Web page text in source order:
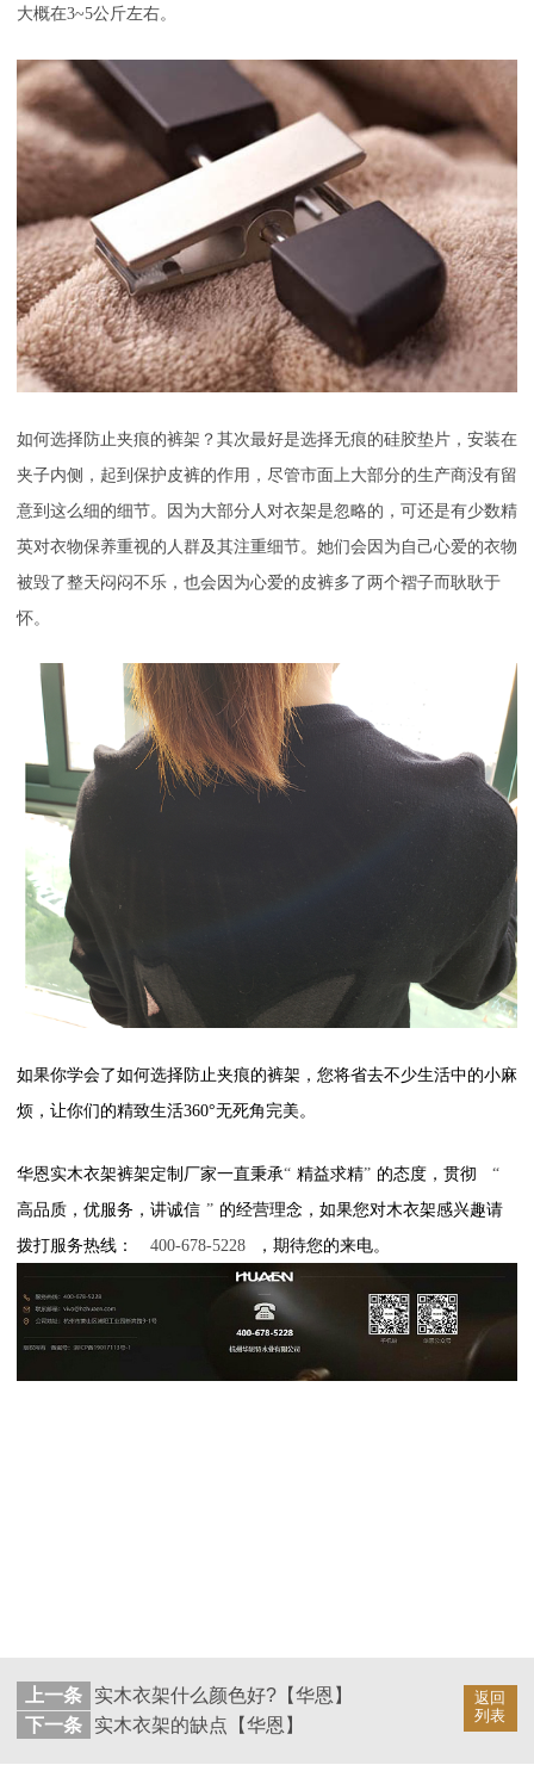
大概在3~5公斤左右。
如何选择防止夹痕的裤架 ？其次最好是选择无痕的硅胶垫片，安装在
夹子内侧，起到保护皮裤的作用，尽管市面上大部分的生产商没有留
意到这么细的细节。因为大部分人对衣架是忽略的，可还是有少数精
英对衣物保养重视的人群及其注重细节。她们会因为自己心爱的衣物
被毁了整天闷闷不乐，也会因为心爱的皮裤多了两个褶子而耿耿于
怀。
如果你学会了如何选择防止夹痕的裤架，您将省去不少生活中的小麻
烦，让你们的精致生活360°无死角完美。
华恩实木衣架裤架定制厂家一直秉承“ 精益求精” 的态度，贯彻
“
高品质，优服务，讲诚信 ” 的经营理念，如果您对木衣架感兴趣请
拨打服务热线：
400-678-5228 ，期待您的来电。
返回
列表
上一条
实木衣架什么颜色好?【华恩】
下一条
实木衣架的缺点【华恩】